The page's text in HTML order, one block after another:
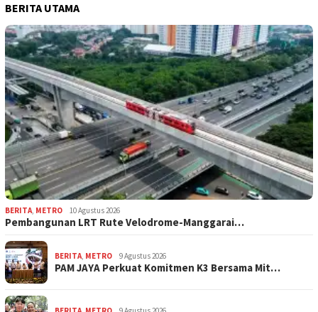
BERITA UTAMA
BERITA, METRO 10 Agustus 2026
Pembangunan LRT Rute Velodrome-Manggarai…
BERITA, METRO 9 Agustus 2026
PAM JAYA Perkuat Komitmen K3 Bersama Mit…